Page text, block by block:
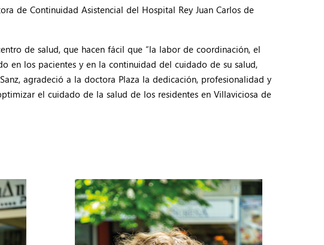
de Continuidad Asistencial del Hospital Rey Juan Carlos de
de salud, que hacen fácil que “la labor de coordinación, el
en los pacientes y en la continuidad del cuidado de su salud,
agradeció a la doctora Plaza la dedicación, profesionalidad y
el cuidado de la salud de los residentes en Villaviciosa de